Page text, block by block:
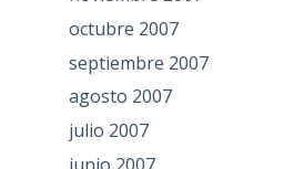
octubre 2007
septiembre 2007
agosto 2007
julio 2007